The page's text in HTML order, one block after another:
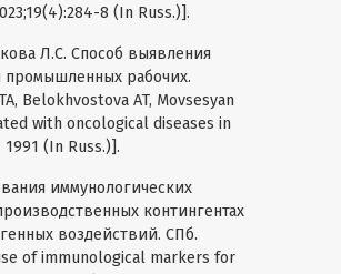
8 (In Russ.)].
Л.С. Способ выявления
промышленных рабочих.
Belokhvostova AT, Movsesyan
with oncological diseases in
(In Russ.)].
иммунологических
контингентах
воздействий. СПб.
of immunological markers for